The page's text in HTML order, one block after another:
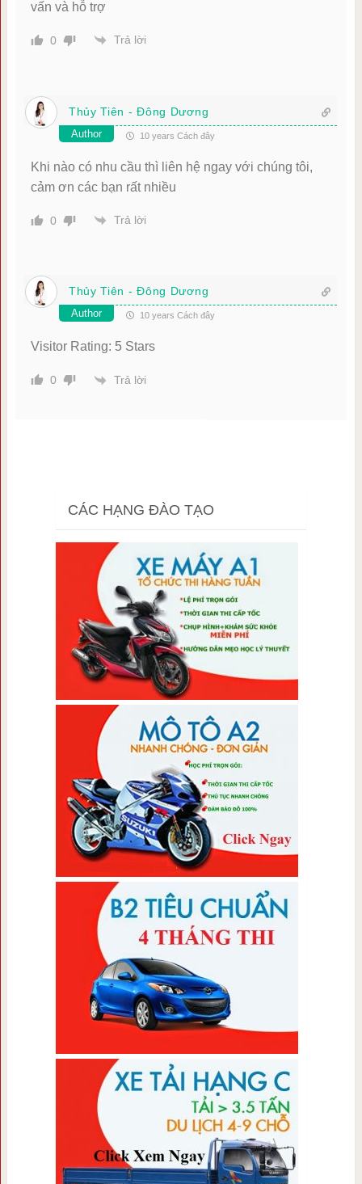
vấn và hỗ trợ
0 Trả lời
Thủy Tiên - Đông Dương
Author 10 years Cách đây
Khi nào có nhu cầu thì liên hệ ngay với chúng tôi,
cảm ơn các bạn rất nhiều
0 Trả lời
Thủy Tiên - Đông Dương
Author 10 years Cách đây
Visitor Rating: 5 Stars
0 Trả lời
CÁC HẠNG ĐÀO TẠO